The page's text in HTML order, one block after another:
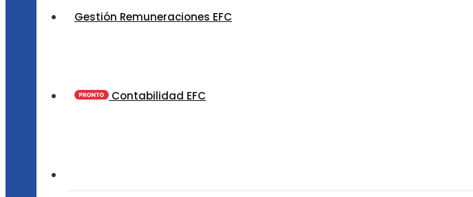
Gestión Remuneraciones EFC
Contabilidad EFC